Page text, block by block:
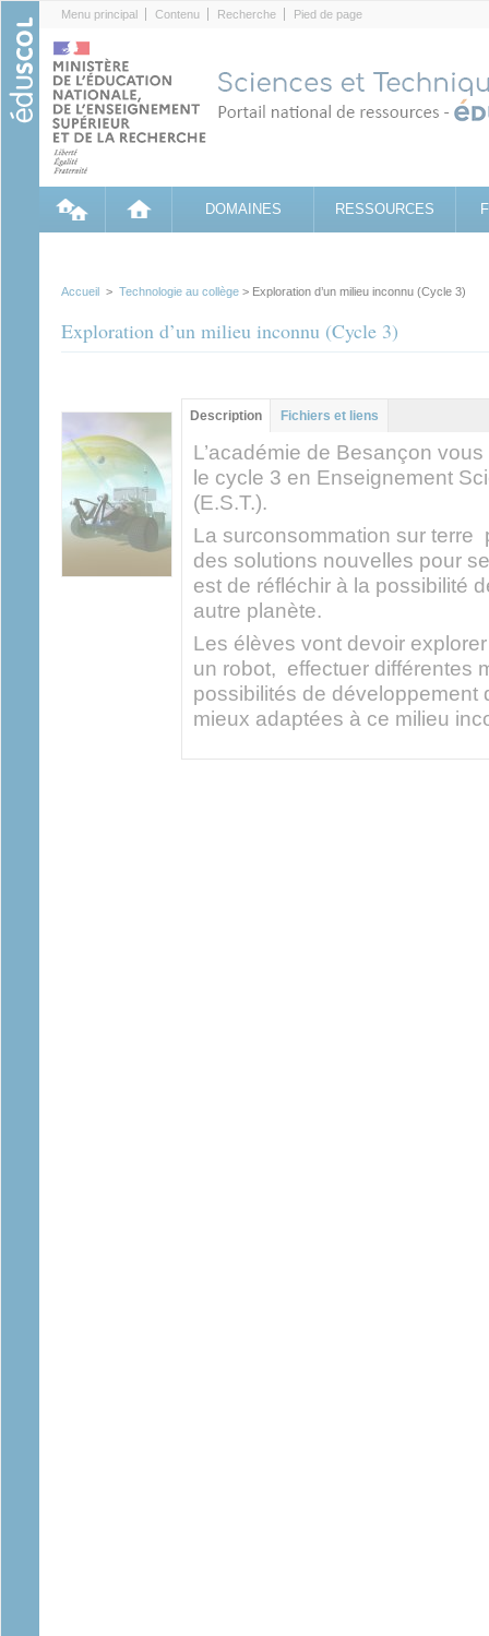
Menu principal Contenu Recherche Pied de page
DOMAINES RESSOURCES
Accueil > Technologie au collège > Exploration d’un milieu inconnu (Cycle 3)
Exploration d’un milieu inconnu (Cycle 3)
Contenu principal
Description (onglet
actif)
Fichiers et liens
L’académie de Besançon
le cycle 3 en Enseignement
(E.S.T.).
La surconsommation sur terre
des solutions nouvelles pour
est de réfléchir à la possibilité
autre planète.
Les élèves vont devoir
un robot, effectuer différentes
possibilités de développement
mieux adaptées à ce milieu